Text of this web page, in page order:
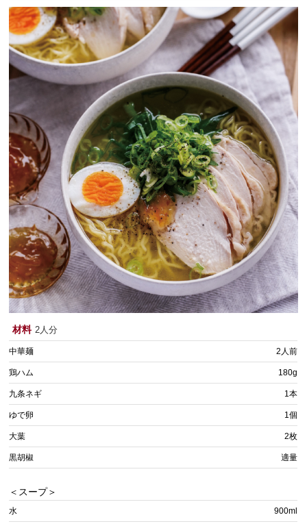
材料 2人分
中華麺 2人前
鶏ハム 180g
九条ネギ 1本
ゆで卵 1個
大葉 2枚
黒胡椒 適量
＜スープ＞
水 900ml